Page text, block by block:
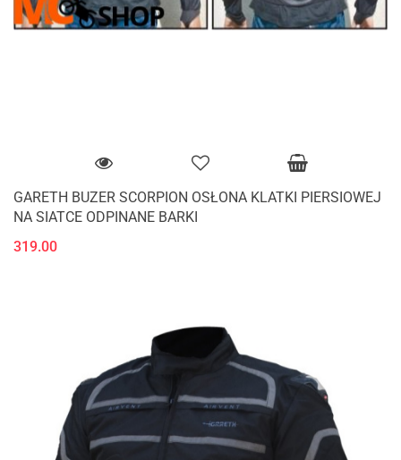
GARETH BUZER SCORPION OSŁONA KLATKI PIERSIOWEJ
NA SIATCE ODPINANE BARKI
319.00